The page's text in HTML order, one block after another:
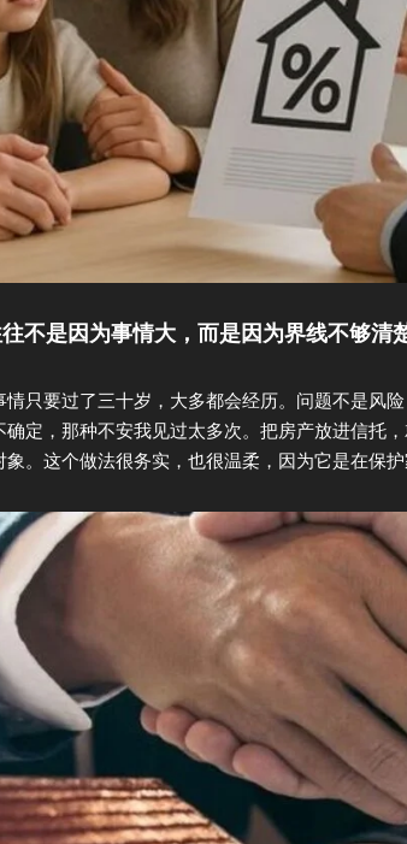
不是因为事情大，而是因为界线不够清
只要过了三十岁，大多都会经历。问题不是风
定，那种不安我见过太多次。把房产放进信托
。这个做法很务实，也很温柔，因为它是在保护